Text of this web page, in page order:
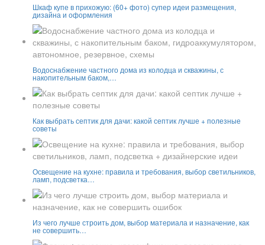
Шкаф купе в прихожую: (60+ фото) супер идеи размещения,
дизайна и оформления
Водоснабжение частного дома из колодца и скважины, с
накопительным баком,…
Как выбрать септик для дачи: какой септик лучше + полезные
советы
Освещение на кухне: правила и требования, выбор светильников,
ламп, подсветка…
Из чего лучше строить дом, выбор материала и назначение, как
не совершить…